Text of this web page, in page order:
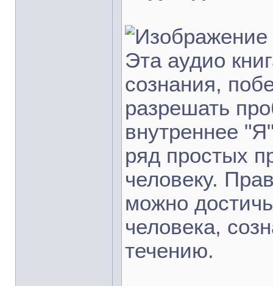
Эта аудио
сознания,
разрешать
внутреннее
ряд простых
человеку.
можно
человека,
течению.